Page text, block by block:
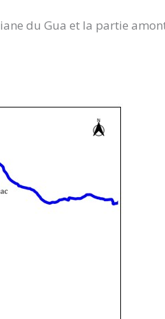
du Gua et la partie